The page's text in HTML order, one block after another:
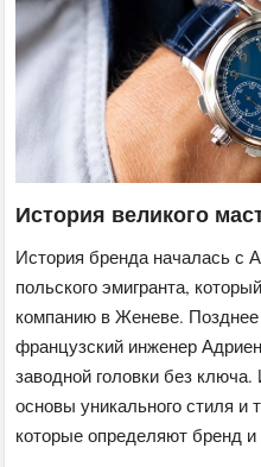
История великого
История бренда началась с
польского эмигранта,
компанию в Женеве.
французский инженер
заводной головки без
основы уникального стиля и
которые определяют бренд и